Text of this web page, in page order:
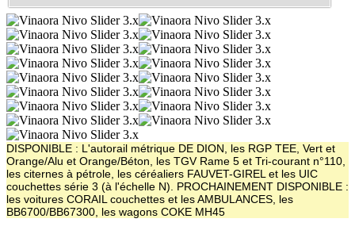
DISPONIBLE : L'autorail métrique DE DION, les RGP TEE, Vert et
Orange/Alu et Orange/Béton, les TGV Rame 5 et Tri-courant n°110,
les citernes à pétrole, les céréaliers FAUVET-GIREL et les UIC
couchettes série 3 (à l'échelle N). PROCHAINEMENT DISPONIBLE :
les voitures CORAIL couchettes et les AMBULANCES, les
BB6700/BB67300, les wagons COKE MH45